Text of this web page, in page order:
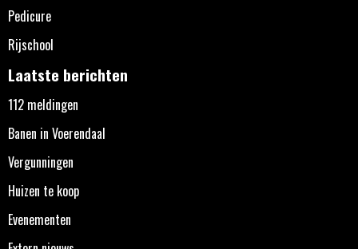
Pedicure
Rijschool
Laatste berichten
112 meldingen
Banen in Voerendaal
Vergunningen
Huizen te koop
Evenementen